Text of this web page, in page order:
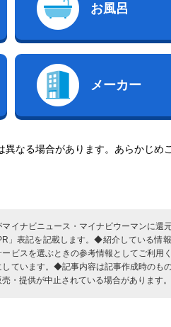
お風呂
メーカー
なる場合があります。あらかじめ
イナビニュース・マイナビウーマンに還
」表記を記載します。◆紹介している情
ビスを選ぶときの参考情報としてご利用
ています。◆記事内容は記事作成時のも
・提供が中止されている場合があります。